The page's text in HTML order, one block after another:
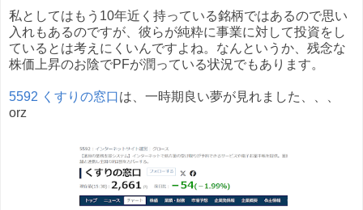
私としてはもう10年近く持っている銘柄ではあるので思い
入れもあるのですが、彼らが純粋に事業に対して投資をし
ているとは考えにくいんですよね。なんというか、残念な
株価上昇のお陰でPFが潤っている状況でもあります。
5592 くすりの窓口は、一時期良い夢が見れました、、、
orz